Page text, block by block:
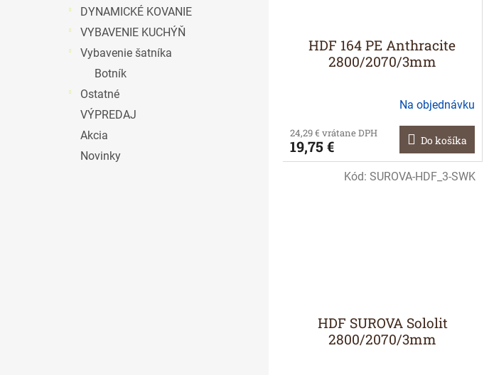
DYNAMICKÉ KOVANIE
VYBAVENIE KUCHÝŇ
Vybavenie šatníka
Botník
Ostatné
VÝPREDAJ
Akcia
Novinky
HDF 164 PE Anthracite
2800/2070/3mm
Na objednávku
24,29 € vrátane DPH
19,75 € Do košíka
HDF SUROVA Sololit
2800/2070/3mm
Kód: SUROVA-HDF_3-SWK